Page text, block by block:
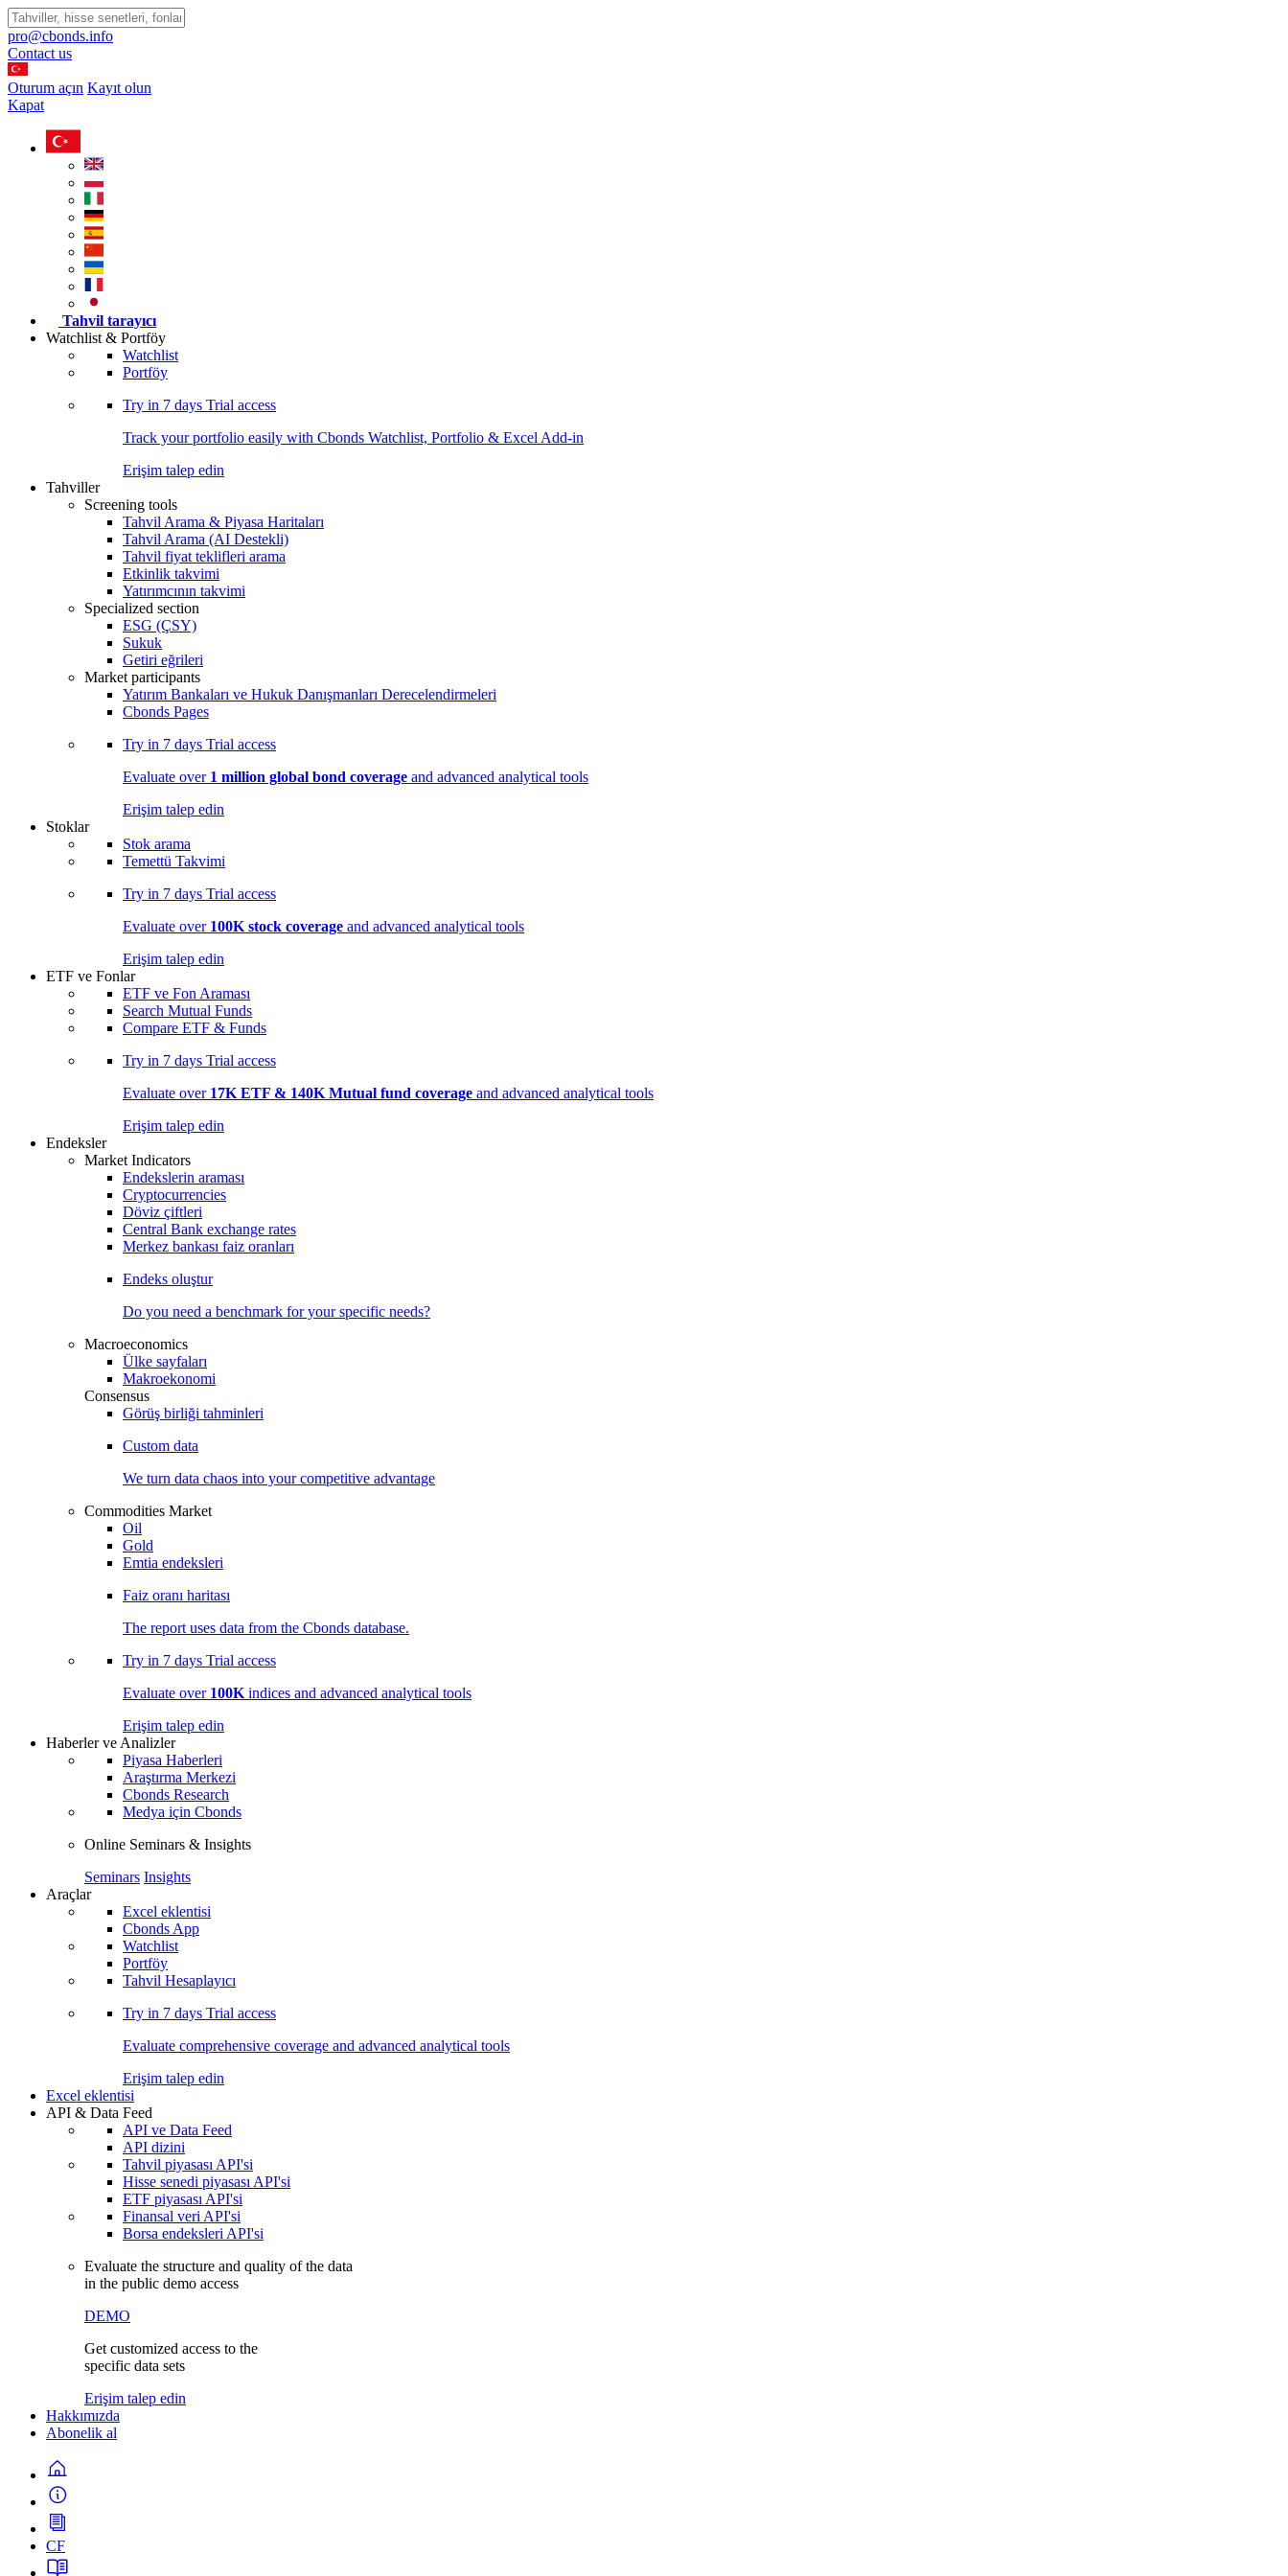
pro@cbonds.info
Contact us
Oturum açın Kayıt olun
Kapat
Tahvil tarayıcı
Watchlist & Portföy
Watchlist
Portföy
Try in 7 days Trial access
Track your portfolio easily with Cbonds Watchlist, Portfolio & Excel Add-in
Erişim talep edin
Tahviller
Screening tools
Tahvil Arama & Piyasa Haritaları
Tahvil Arama (AI Destekli)
Tahvil fiyat teklifleri arama
Etkinlik takvimi
Yatırımcının takvimi
Specialized section
ESG (ÇSY)
Sukuk
Getiri eğrileri
Market participants
Yatırım Bankaları ve Hukuk Danışmanları Derecelendirmeleri
Cbonds Pages
Try in 7 days Trial access
Evaluate over 1 million global bond coverage and advanced analytical tools
Erişim talep edin
Stoklar
Stok arama
Temettü Takvimi
Try in 7 days Trial access
Evaluate over 100K stock coverage and advanced analytical tools
Erişim talep edin
ETF ve Fonlar
ETF ve Fon Araması
Search Mutual Funds
Compare ETF & Funds
Try in 7 days Trial access
Evaluate over 17K ETF & 140K Mutual fund coverage and advanced analytical tools
Erişim talep edin
Endeksler
Market Indicators
Endekslerin araması
Cryptocurrencies
Döviz çiftleri
Central Bank exchange rates
Merkez bankası faiz oranları
Endeks oluştur
Do you need a benchmark for your specific needs?
Macroeconomics
Ülke sayfaları
Makroekonomi
Consensus
Görüş birliği tahminleri
Custom data
We turn data chaos into your competitive advantage
Commodities Market
Oil
Gold
Emtia endeksleri
Faiz oranı haritası
The report uses data from the Cbonds database.
Try in 7 days Trial access
Evaluate over 100K indices and advanced analytical tools
Erişim talep edin
Haberler ve Analizler
Piyasa Haberleri
Araştırma Merkezi
Cbonds Research
Medya için Cbonds
Online Seminars & Insights
Seminars Insights
Araçlar
Excel eklentisi
Cbonds App
Watchlist
Portföy
Tahvil Hesaplayıcı
Try in 7 days Trial access
Evaluate comprehensive coverage and advanced analytical tools
Erişim talep edin
Excel eklentisi
API & Data Feed
API ve Data Feed
API dizini
Tahvil piyasası API'si
Hisse senedi piyasası API'si
ETF piyasası API'si
Finansal veri API'si
Borsa endeksleri API'si
Evaluate the structure and quality of the data
in the public demo access
DEMO
Get customized access to the
specific data sets
Erişim talep edin
Hakkımızda
Abonelik al
CF